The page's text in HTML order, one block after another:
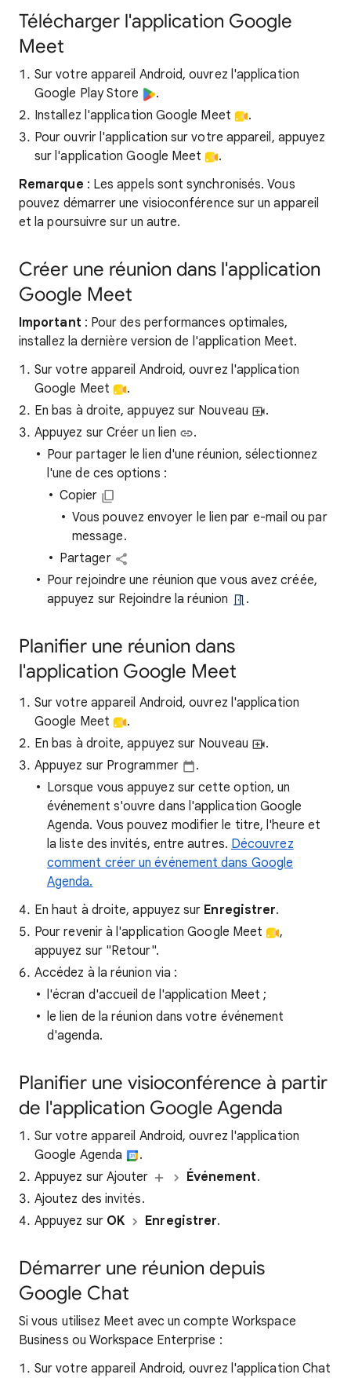
Télécharger l'application Google
Meet
Sur votre appareil Android, ouvrez l'application
Google Play Store
.
Installez l'application Google Meet
.
Pour ouvrir l'application sur votre appareil, appuyez
sur l'application Google Meet
.
Remarque : Les appels sont synchronisés. Vous
pouvez démarrer une visioconférence sur un appareil
et la poursuivre sur un autre.
Créer une réunion dans l'application
Google Meet
Important : Pour des performances optimales,
installez la dernière version de l'application Meet.
Sur votre appareil Android, ouvrez l'application
Google Meet
.
En bas à droite, appuyez sur Nouveau
.
Appuyez sur Créer un lien
.
Pour partager le lien d'une réunion, sélectionnez
l'une de ces options :
Copier
Vous pouvez envoyer le lien par e-mail ou par
message.
Partager
Pour rejoindre une réunion que vous avez créée,
appuyez sur Rejoindre la réunion
.
Planifier une réunion dans
l'application Google Meet
Sur votre appareil Android, ouvrez l'application
Google Meet
.
En bas à droite, appuyez sur Nouveau
.
Appuyez sur Programmer
.
Lorsque vous appuyez sur cette option, un
événement s'ouvre dans l'application Google
Agenda. Vous pouvez modifier le titre, l'heure et
la liste des invités, entre autres. Découvrez
comment créer un événement dans Google
Agenda.
En haut à droite, appuyez sur Enregistrer.
Pour revenir à l'application Google Meet
,
appuyez sur "Retour".
Accédez à la réunion via :
l'écran d'accueil de l'application Meet ;
le lien de la réunion dans votre événement
d'agenda.
Planifier une visioconférence à partir
de l'application Google Agenda
Sur votre appareil Android, ouvrez l'application
Google Agenda
.
Appuyez sur Ajouter
Événement.
Ajoutez des invités.
Appuyez sur OK Enregistrer.
Démarrer une réunion depuis
Google Chat
Si vous utilisez Meet avec un compte Workspace
Business ou Workspace Enterprise :
Sur votre appareil Android, ouvrez l'application Chat